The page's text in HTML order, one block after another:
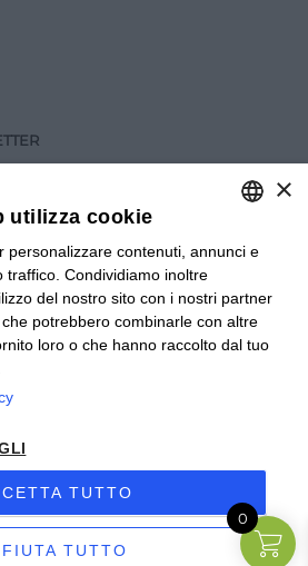
INVIA
business
di Vendita Rivenditori
daetinet.it 0
ITALIAN
FRENCH
×
utilizza cookie
personalizzare contenuti, annunci e
traffico. Condividiamo inoltre
del nostro sito con i nostri partner
potrebbero combinarle con altre
loro o che hanno raccolto dal tuo
TUTTO
TUTTO